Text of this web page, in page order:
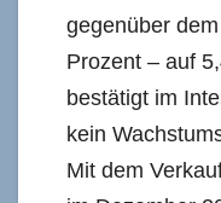
gegenüber
Prozent – auf
bestätigt im
kein
Mit dem